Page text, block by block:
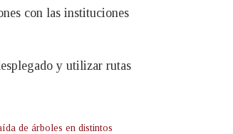
con las instituciones
y utilizar rutas
de árboles en distintos